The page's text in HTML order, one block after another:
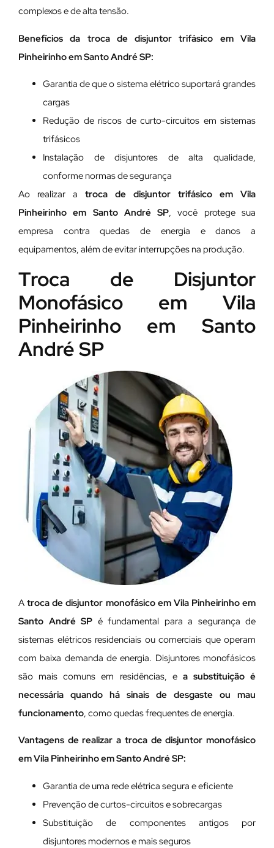
complexos e de alta tensão.
Benefícios da troca de disjuntor trifásico em Vila
Pinheirinho em Santo André SP:
Garantia de que o sistema elétrico suportará grandes
cargas
Redução de riscos de curto-circuitos em sistemas
trifásicos
Instalação de disjuntores de alta qualidade,
conforme normas de segurança
Ao realizar a troca de disjuntor trifásico em Vila
Pinheirinho em Santo André SP, você protege sua
empresa contra quedas de energia e danos a
equipamentos, além de evitar interrupções na produção.
Troca de Disjuntor
Monofásico em Vila
Pinheirinho em Santo
André SP
Atroca de disjuntor monofásico em Vila Pinheirinho em
Santo André SP é fundamental para a segurança de
sistemas elétricos residenciais ou comerciais que operam
com baixa demanda de energia. Disjuntores monofásicos
são mais comuns em residências, e a substituição é
necessária quando há sinais de desgaste ou mau
funcionamento, como quedas frequentes de energia.
Vantagens de realizar a troca de disjuntor monofásico
em Vila Pinheirinho em Santo André SP:
Garantia de uma rede elétrica segura e eficiente
Prevenção de curtos-circuitos e sobrecargas
Substituição de componentes antigos por
disjuntores modernos e mais seguros